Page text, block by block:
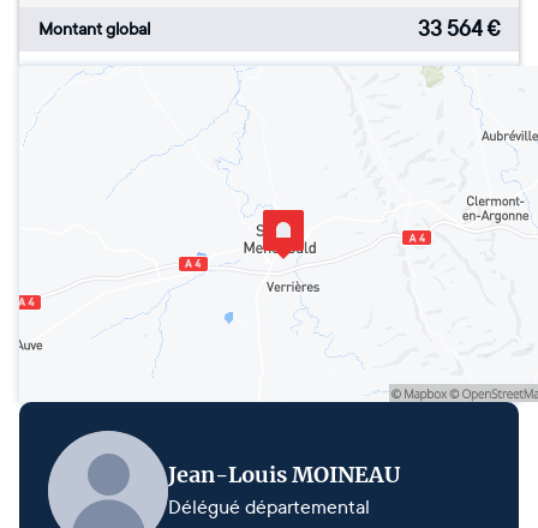
Montant global 33 564€
Jean-Louis MOINEAU
Délégué départemental